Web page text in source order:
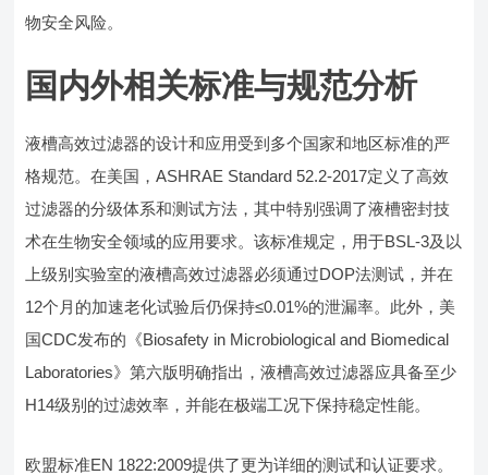
物安全风险。
国内外相关标准与规范分析
液槽高效过滤器的设计和应用受到多个国家和地区标准的严
格规范。在美国，ASHRAE Standard 52.2-2017定义了高效
过滤器的分级体系和测试方法，其中特别强调了液槽密封技
术在生物安全领域的应用要求。该标准规定，用于BSL-3及以
上级别实验室的液槽高效过滤器必须通过DOP法测试，并在
12个月的加速老化试验后仍保持≤0.01%的泄漏率。此外，美
国CDC发布的《Biosafety in Microbiological and Biomedical
Laboratories》第六版明确指出，液槽高效过滤器应具备至少
H14级别的过滤效率，并能在极端工况下保持稳定性能。
欧盟标准EN 1822:2009提供了更为详细的测试和认证要求。